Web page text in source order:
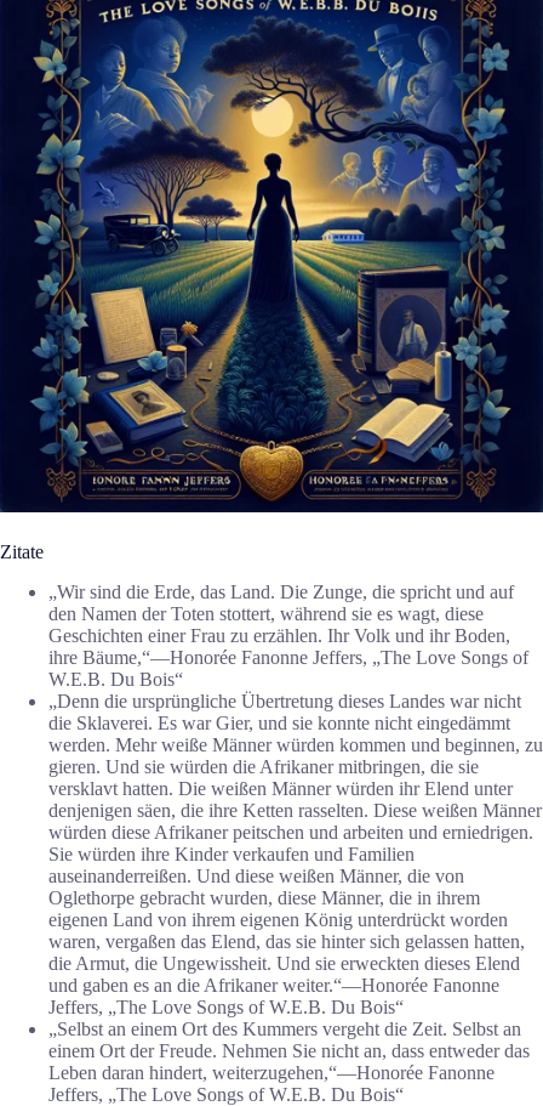
Zitate
„Wir sind die Erde, das Land. Die Zunge, die spricht und auf
den Namen der Toten stottert, während sie es wagt, diese
Geschichten einer Frau zu erzählen. Ihr Volk und ihr Boden,
ihre Bäume,“―Honorée Fanonne Jeffers, „The Love Songs of
W.E.B. Du Bois“
„Denn die ursprüngliche Übertretung dieses Landes war nicht
die Sklaverei. Es war Gier, und sie konnte nicht eingedämmt
werden. Mehr weiße Männer würden kommen und beginnen, zu
gieren. Und sie würden die Afrikaner mitbringen, die sie
versklavt hatten. Die weißen Männer würden ihr Elend unter
denjenigen säen, die ihre Ketten rasselten. Diese weißen Männer
würden diese Afrikaner peitschen und arbeiten und erniedrigen.
Sie würden ihre Kinder verkaufen und Familien
auseinanderreißen. Und diese weißen Männer, die von
Oglethorpe gebracht wurden, diese Männer, die in ihrem
eigenen Land von ihrem eigenen König unterdrückt worden
waren, vergaßen das Elend, das sie hinter sich gelassen hatten,
die Armut, die Ungewissheit. Und sie erweckten dieses Elend
und gaben es an die Afrikaner weiter.“―Honorée Fanonne
Jeffers, „The Love Songs of W.E.B. Du Bois“
„Selbst an einem Ort des Kummers vergeht die Zeit. Selbst an
einem Ort der Freude. Nehmen Sie nicht an, dass entweder das
Leben daran hindert, weiterzugehen,“―Honorée Fanonne
Jeffers, „The Love Songs of W.E.B. Du Bois“